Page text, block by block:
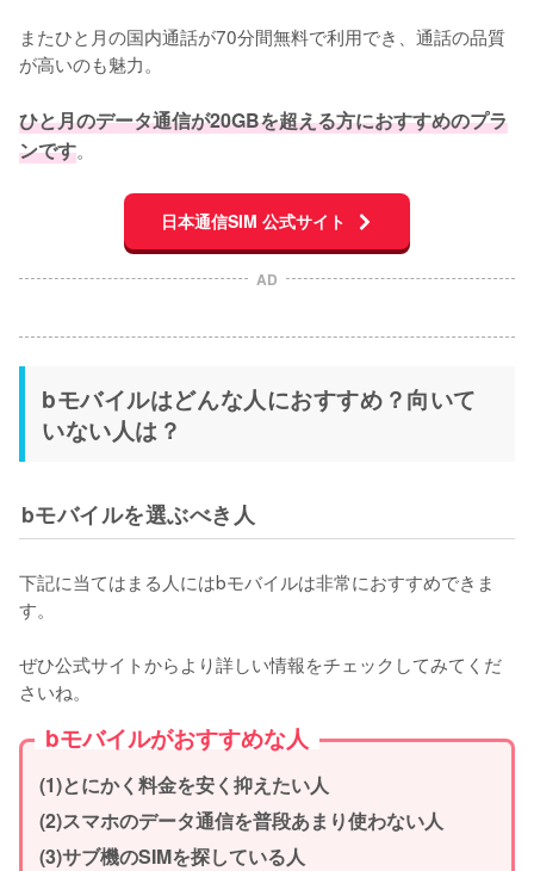
またひと月の国内通話が70分間無料で利用でき、通話の品質
が高いのも魅力。
ひと月のデータ通信が20GBを超える方におすすめのプラ
ンです。
日本通信SIM 公式サイト
AD
bモバイルはどんな人におすすめ？向いて
いない人は？
bモバイルを選ぶべき人
下記に当てはまる人にはbモバイルは非常におすすめできま
す。
ぜひ公式サイトからより詳しい情報をチェックしてみてくだ
さいね。
bモバイルがおすすめな人
(1)とにかく料金を安く抑えたい人
(2)スマホのデータ通信を普段あまり使わない人
(3)サブ機のSIMを探している人